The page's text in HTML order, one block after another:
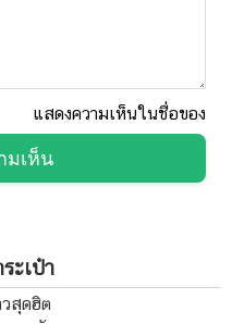
แสดงความเห็นในชื่อของ
มเห็น
ะเป๋า
วสุดฮิต